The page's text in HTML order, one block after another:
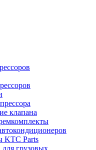
клапана
KTC Parts
грузовых